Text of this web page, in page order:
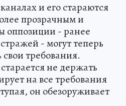
и его стараются
прозрачным и
оппозиции - ранее
- могут теперь
свои требования.
не держать
на все требования
он обезоруживает